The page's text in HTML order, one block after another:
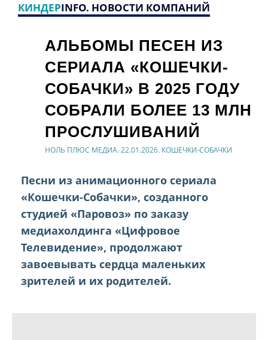
КИНДЕРINFO. НОВОСТИ КОМПАНИЙ
АЛЬБОМЫ ПЕСЕН ИЗ
СЕРИАЛА «КОШЕЧКИ-
СОБАЧКИ» В 2025 ГОДУ
СОБРАЛИ БОЛЕЕ 13 МЛН
ПРОСЛУШИВАНИЙ
НОЛЬ ПЛЮС МЕДИА. 22.01.2026. КОШЕЧКИ-СОБАЧКИ
Песни из анимационного сериала
«Кошечки-Собачки», созданного
студией «Паровоз» по заказу
медиахолдинга «Цифровое
Телевидение», продолжают
завоевывать сердца маленьких
зрителей и их родителей.